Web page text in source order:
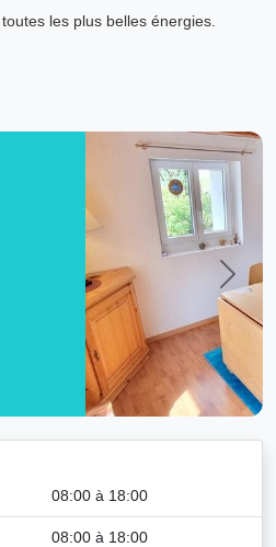
les plus belles énergies.
08:00 à 18:00
08:00 à 18:00